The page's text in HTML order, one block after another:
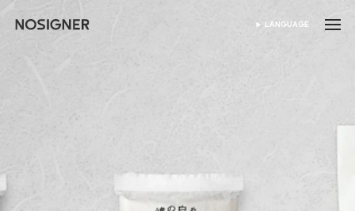
होम भाषा चुनें
LANGUAGE